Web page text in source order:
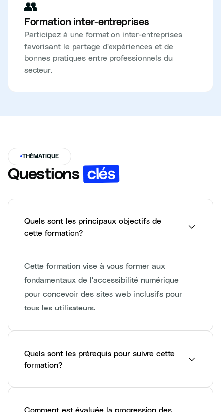
👥
Formation inter-entreprises
Participez à une formation inter-entreprises
favorisant le partage d'expériences et de
bonnes pratiques entre professionnels du
secteur.
THÉMATIQUE
Questions clés
Quels sont les principaux objectifs de
cette formation?
Cette formation vise à vous former aux
fondamentaux de l'accessibilité numérique
pour concevoir des sites web inclusifs pour
tous les utilisateurs.
Quels sont les prérequis pour suivre cette
formation?
Comment est évaluée la progression des